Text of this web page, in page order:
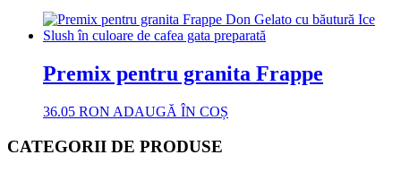
Premix pentru granita Frappe
36.05 RON ADAUGĂ ÎN COȘ
CATEGORII DE PRODUSE